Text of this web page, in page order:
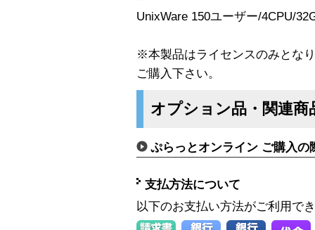
UnixWare 150ユーザー/4CPU/
※本製品はライセンスのみとな
ご購入下さい。
オプション品・関連商
ぷらっとオンライン ご購入の
支払方法について
以下のお支払い方法がご利用で